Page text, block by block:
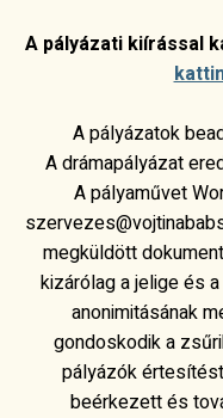
A pályázati kiírással
A pályázatok
A drámapályázat
A pályaművet
megküldött
kizárólag a jelige és
anonimitásának
gondoskodik a
pályázók
beérkezett és